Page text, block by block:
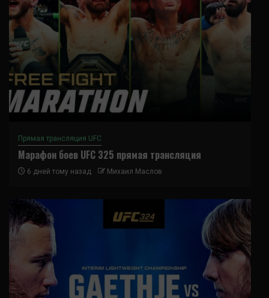
Прямая трансляция UFC
Марафон боев UFC 325 прямая трансляция
6 дней тому назад Михаил Маслов